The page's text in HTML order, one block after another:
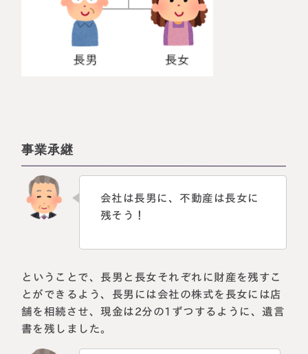
事業承継
会社は長男に、不動産は長女に
残そう！
ということで、長男と長女それぞれに財産を残すこ
とができるよう、長男には会社の株式を長女には店
舗を相続させ、現金は2分の1ずつするように、遺言
書を残しました。